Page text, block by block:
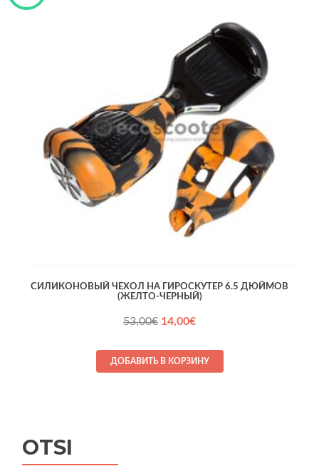
СИЛИКОНОВЫЙ ЧЕХОЛ НА ГИРОСКУТЕР 6.5 ДЮЙМОВ
(ЖЕЛТО-ЧЕРНЫЙ)
53,00€ Первоначальная
составляла
53,00€.
14,00€Текущая
14,00€.
ДОБАВИТЬ В КОРЗИНУ
OTSI